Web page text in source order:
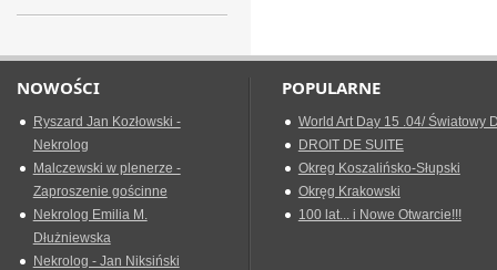
NOWOŚCI
Ryszard Jan Kozłowski -
Nekrolog
Malczewski w plenerze -
Zaproszenie gościnne
Nekrolog Emilia M.
Dłużniewska
Nekrolog - Jan Niksiński
POPULARNE
World Art Day 15 .04/ Światowy
DROIT DE SUITE
Okreg Koszalińsko-Słupski
Okręg Krakowski
100 lat... i Nowe Otwarcie!!!